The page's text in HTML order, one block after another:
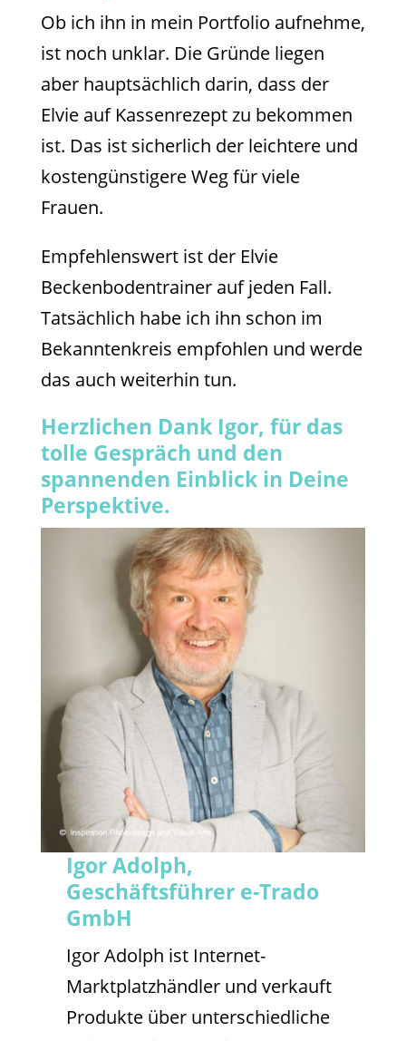
Ob ich ihn in mein Portfolio aufnehme,
ist noch unklar. Die Gründe liegen
aber hauptsächlich darin, dass der
Elvie auf Kassenrezept zu bekommen
ist. Das ist sicherlich der leichtere und
kostengünstigere Weg für viele
Frauen.
Empfehlenswert ist der Elvie
Beckenbodentrainer auf jeden Fall.
Tatsächlich habe ich ihn schon im
Bekanntenkreis empfohlen und werde
das auch weiterhin tun.
Herzlichen Dank Igor, für das
tolle Gespräch und den
spannenden Einblick in Deine
Perspektive.
Igor Adolph,
Geschäftsführer e-Trado
GmbH
Igor Adolph ist Internet-
Marktplatzhändler und verkauft
Produkte über unterschiedliche